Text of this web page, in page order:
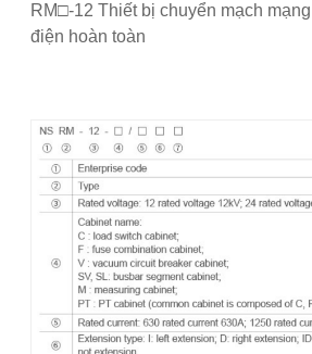
RM□-12 Thiết bị chuyển mạch
điện hoàn toàn